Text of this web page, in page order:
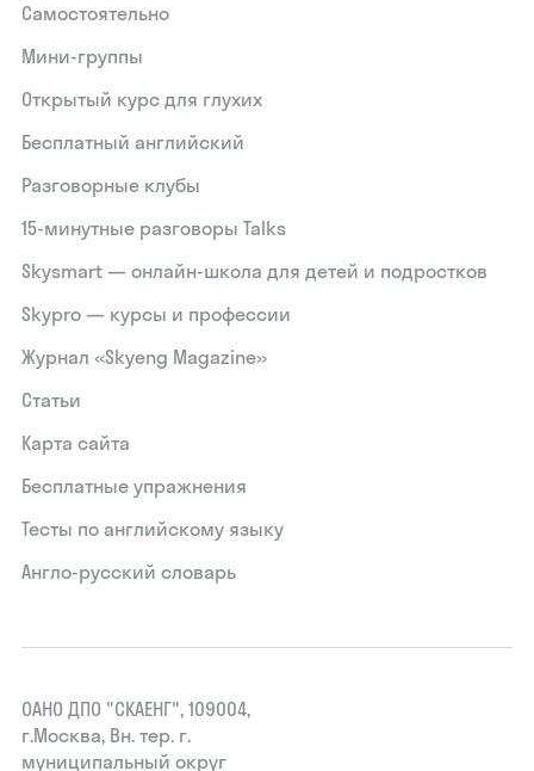
Самостоятельно
Мини-группы
Открытый курс для глухих
Бесплатный английский
Разговорные клубы
15‑минутные разговоры Talks
Skysmart — онлайн-школа для детей и подростков
Skypro — курсы и профессии
Журнал «Skyeng Magazine»
Статьи
Карта сайта
Бесплатные упражнения
Тесты по английскому языку
Англо-русский словарь
ОАНО ДПО "СКАЕНГ", 109004,
г.Москва, Вн. тер. г.
муниципальный округ